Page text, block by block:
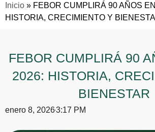
Inicio » FEBOR CUMPLIRÁ 90 AÑOS
HISTORIA, CRECIMIENTO Y
FEBOR CUMPLIRÁ 90
2026: HISTORIA,
BIENESTAR
enero 8, 20263:17 PM